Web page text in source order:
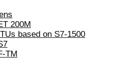
200M
based on S7-1500
TM